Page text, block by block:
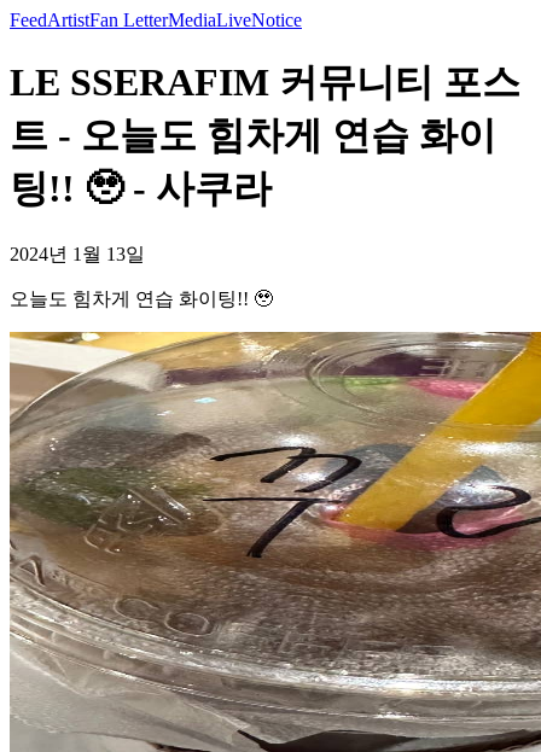
FeedArtistFan LetterMediaLiveNotice
LE SSERAFIM 커뮤니티 포스
트 - 오늘도 힘차게 연습 화이
팅!! 🥹 - 사쿠라
2024년 1월 13일
오늘도 힘차게 연습 화이팅!! 🥹